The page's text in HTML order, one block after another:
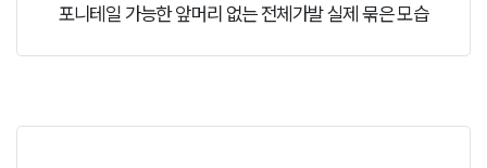
포니테일 가능한 앞머리 없는 전체가발 실제 묶은 모습